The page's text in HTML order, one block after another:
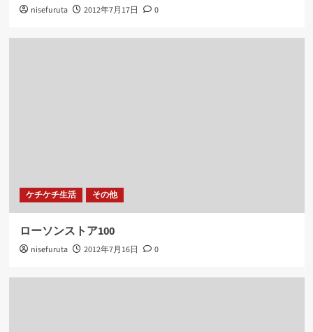
nisefuruta 2012年7月17日 0
ケチケチ生活 その他
ローソンストア100
nisefuruta 2012年7月16日 0